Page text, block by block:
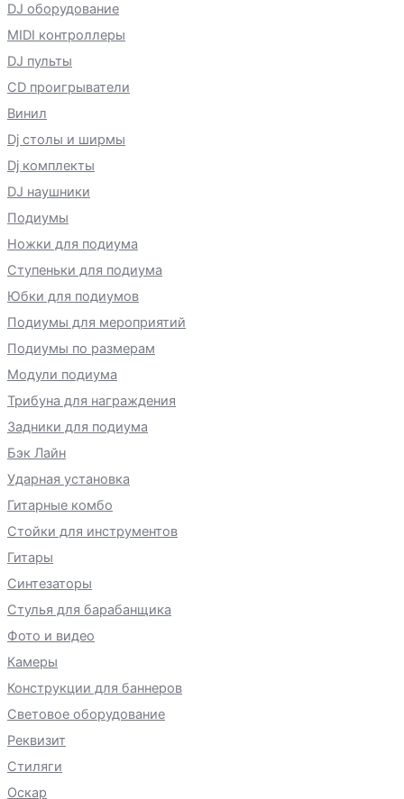
DJ оборудование
MIDI контроллеры
DJ пульты
CD проигрыватели
Винил
Dj столы и ширмы
Dj комплекты
DJ наушники
Подиумы
Ножки для подиума
Ступеньки для подиума
Юбки для подиумов
Подиумы для мероприятий
Подиумы по размерам
Модули подиума
Трибуна для награждения
Задники для подиума
Бэк Лайн
Ударная установка
Гитарные комбо
Стойки для инструментов
Гитары
Синтезаторы
Стулья для барабанщика
Фото и видео
Камеры
Конструкции для баннеров
Световое оборудование
Реквизит
Стиляги
Оскар